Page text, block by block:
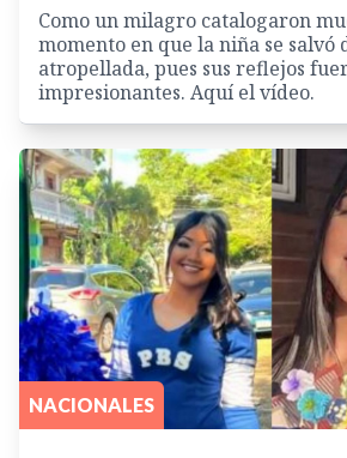
Como un milagro catalogaron
momento en que la niña se salvó
atropellada, pues sus reflejos
impresionantes. Aquí el vídeo.
NACIONALES